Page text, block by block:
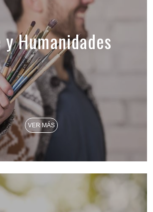
Humanidades
VER MÁS